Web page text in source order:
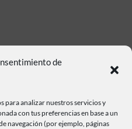
de
para analizar nuestros servicios y
con tus preferencias en base a un
navegación (por ejemplo, páginas